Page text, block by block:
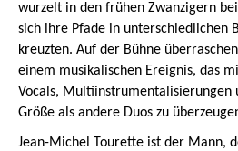
wurzelt in den frühen Zwanzigern
sich ihre Pfade in unterschiedlichen
kreuzten. Auf der Bühne
einem musikalischen Ereignis, das
Vocals, Multiinstrumentalisierungen
Größe als andere Duos zu
Jean-Michel Tourette ist der Mann,